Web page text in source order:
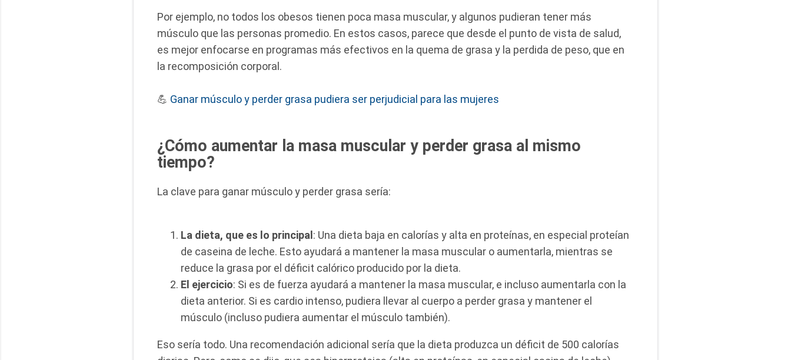
Por ejemplo, no todos los obesos tienen poca masa muscular, y algunos pudieran tener más
músculo que las personas promedio. En estos casos, parece que desde el punto de vista de salud,
es mejor enfocarse en programas más efectivos en la quema de grasa y la perdida de peso, que en
la recomposición corporal.
💪 Ganar músculo y perder grasa pudiera ser perjudicial para las mujeres
¿Cómo aumentar la masa muscular y perder grasa al mismo
tiempo?
La clave para ganar músculo y perder grasa sería:
La dieta, que es lo principal : Una dieta baja en calorías y alta en proteínas, en especial proteían
de caseina de leche. Esto ayudará a mantener la masa muscular o aumentarla, mientras se
reduce la grasa por el déficit calórico producido por la dieta.
El ejercicio: Si es de fuerza ayudará a mantener la masa muscular, e incluso aumentarla con la
dieta anterior. Si es cardio intenso, pudiera llevar al cuerpo a perder grasa y mantener el
músculo (incluso pudiera aumentar el músculo también).
Eso sería todo. Una recomendación adicional sería que la dieta produzca un déficit de 500 calorías